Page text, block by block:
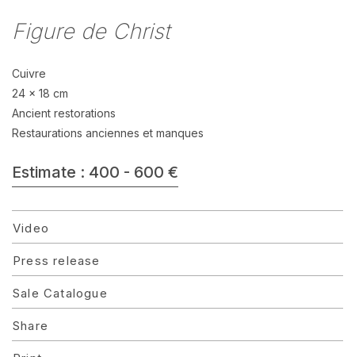
Figure de Christ
Cuivre
24 x 18 cm
Ancient restorations
Restaurations anciennes et manques
Estimate : 400 - 600 €
Video
Press release
Sale Catalogue
Share